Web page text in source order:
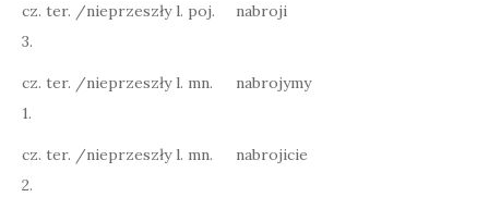
cz. ter. /nieprzeszły l. poj.
3.
nabroji
cz. ter. /nieprzeszły l. mn.
1.
nabrojymy
cz. ter. /nieprzeszły l. mn.
2.
nabrojicie